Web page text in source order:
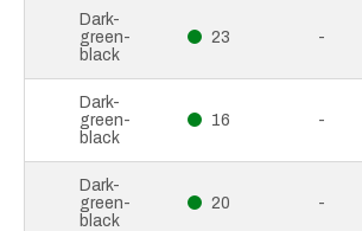
Dark-
green-
black
23 -
Dark-
green-
black
16 -
Dark-
green-
black
20 -